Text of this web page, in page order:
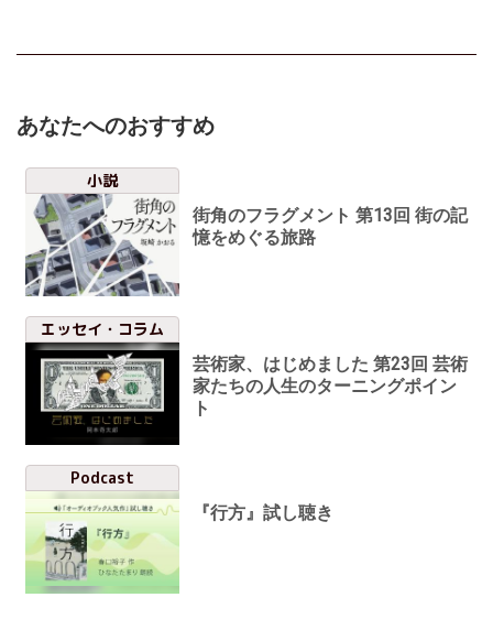
あなたへのおすすめ
小説
街角のフラグメント 第13回 街の記
憶をめぐる旅路
エッセイ・コラム
芸術家、はじめました 第23回 芸術
家たちの人生のターニングポイン
ト
Podcast
『行方』試し聴き